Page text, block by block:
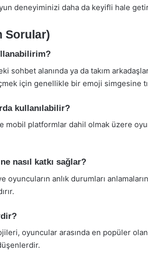
deneyiminizi daha da keyifli hale
Sorular)
sohbet alanında ya da takım
için genellikle bir emoji simgesine
kullanılabilir?
mobil platformlar dahil olmak üzere
nasıl katkı sağlar?
oyuncuların anlık durumları
oyuncular arasında en popüler